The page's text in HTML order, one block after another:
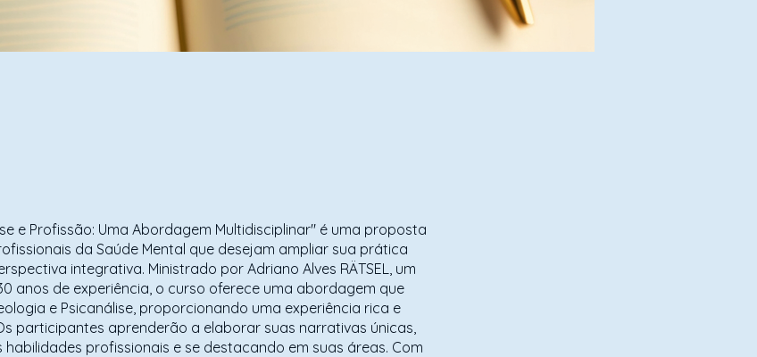
e Profissão: Uma Abordagem Multidisciplinar" é uma proposta
da Saúde Mental que desejam ampliar sua prática
integrativa. Ministrado por Adriano Alves RÄTSEL, um
anos de experiência, o curso oferece uma abordagem que
e Psicanálise, proporcionando uma experiência rica e
participantes aprenderão a elaborar suas narrativas únicas,
profissionais e se destacando em suas áreas. Com